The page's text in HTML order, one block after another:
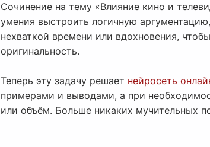
Сочинение на тему «Влияние кино и
умения выстроить логичную
нехваткой времени или вдохновения,
оригинальность.
Теперь эту задачу решает нейросеть
примерами и выводами, а при
или объём. Больше никаких мучительных